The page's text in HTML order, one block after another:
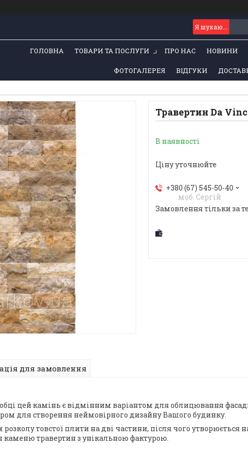
ГОЛОВНА ТОВАРИ ТА ПОСЛУГИ ПРО НАС НОВИНИ
ФОТОГАЛЕРЕЯ ВІДГУКИ
Травертин Da
В наявності
Ціну уточнюйте
+380 (67) 545-50-40
моб. Сергій
Замовлення тільки за
для замовлення
цей камінь є відмінним варіантом для облицювання
для створення неймовірного дизайну Вашого будинку.
товстої плити на дві частини, після чого утворюється
каменю травертин з унікальною фактурою.